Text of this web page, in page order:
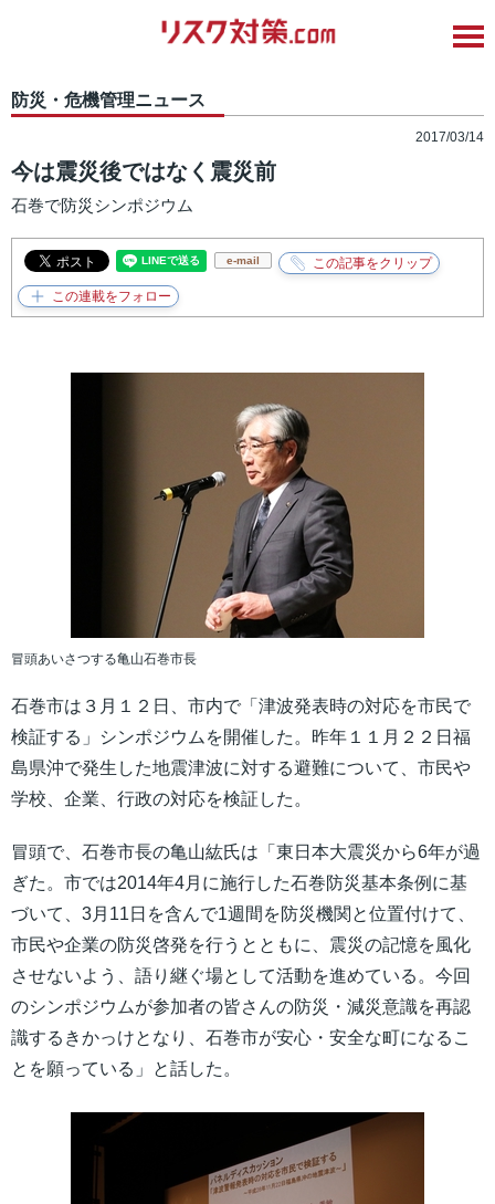
防災・危機管理ニュース
2017/03/14
今は震災後ではなく震災前
石巻で防災シンポジウム
e-mail
冒頭あいさつする亀山石巻市長
石巻市は３月１２日、市内で「津波発表時の対応を市民で
検証する」シンポジウムを開催した。昨年１１月２２日福
島県沖で発生した地震津波に対する避難について、市民や
学校、企業、行政の対応を検証した。
冒頭で、石巻市長の亀山紘氏は「東日本大震災から6年が過
ぎた。市では2014年4月に施行した石巻防災基本条例に基
づいて、3月11日を含んで1週間を防災機関と位置付けて、
市民や企業の防災啓発を行うとともに、震災の記憶を風化
させないよう、語り継ぐ場として活動を進めている。今回
のシンポジウムが参加者の皆さんの防災・減災意識を再認
識するきかっけとなり、石巻市が安心・安全な町になるこ
とを願っている」と話した。